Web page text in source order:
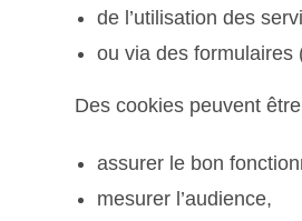
de l’utilisation des
ou via des
Des cookies peuvent
assurer le bon
mesurer l’audience,